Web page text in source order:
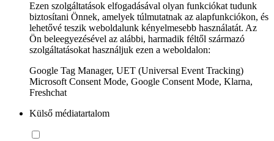
Ezen szolgáltatások elfogadásával olyan funkciókat tudunk
biztosítani Önnek, amelyek túlmutatnak az alapfunkciókon, és
lehetővé teszik weboldalunk kényelmesebb használatát. Az
Ön beleegyezésével az alábbi, harmadik féltől származó
szolgáltatásokat használjuk ezen a weboldalon:
Google Tag Manager, UET (Universal Event Tracking)
Microsoft Consent Mode, Google Consent Mode, Klarna,
Freshchat
Külső médiatartalom